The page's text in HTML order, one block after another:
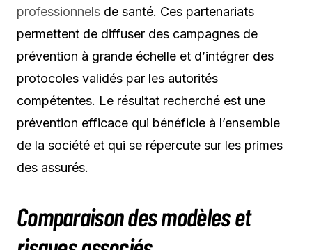
professionnels de santé. Ces partenariats
permettent de diffuser des campagnes de
prévention à grande échelle et d’intégrer des
protocoles validés par les autorités
compétentes. Le résultat recherché est une
prévention efficace qui bénéficie à l’ensemble
de la société et qui se répercute sur les primes
des assurés.
Comparaison des modèles et